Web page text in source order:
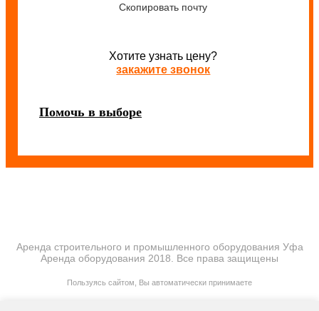
Скопировать почту
Хотите узнать цену?
закажите звонок
Помочь в выборе
Аренда строительного и промышленного оборудования Уфа
Аренда оборудования 2018. Все права защищены
Пользуясь сайтом, Вы автоматически принимаете